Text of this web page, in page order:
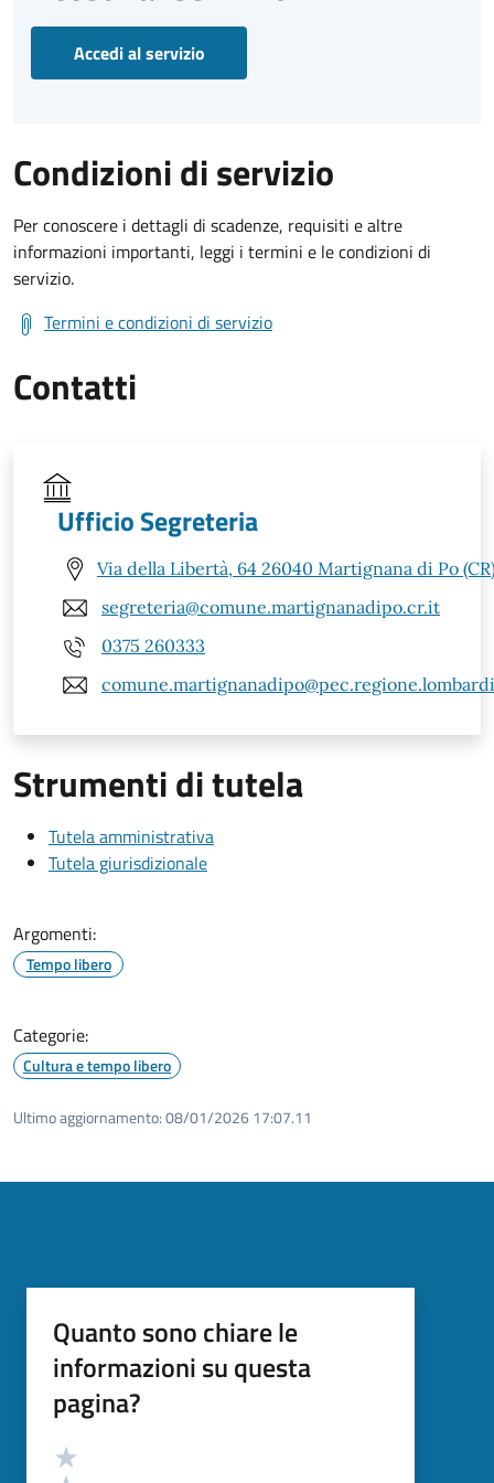
Accedi al servizio
Condizioni di servizio
Per conoscere i dettagli di scadenze, requisiti e altre
informazioni importanti, leggi i termini e le condizioni di
servizio.
Termini e condizioni di servizio
Contatti
Ufficio Segreteria
Via della Libertà, 64 26040 Martignana di Po
segreteria@comune.martignanadipo.cr.it
0375 260333
Strumenti di tutela
Tutela amministrativa
Tutela giurisdizionale
Argomenti:
Tempo libero
Categorie:
Cultura e tempo libero
Ultimo aggiornamento:08/01/2026 17:07.11
Quanto sono chiare le
informazioni su questa
pagina?
Valutazione